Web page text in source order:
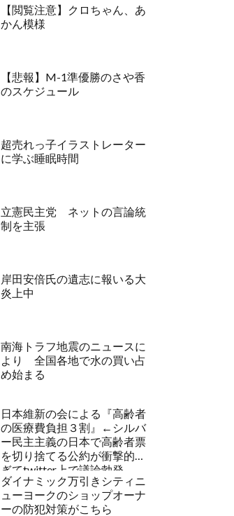
【閲覧注意】クロちゃん、あ
かん模様
【悲報】M-1準優勝のさや香
のスケジュール
超売れっ子イラストレーター
に学ぶ睡眠時間
立憲民主党 ネットの言論統
制を主張
岸田安倍氏の遺志に報いる大
炎上中
南海トラフ地震のニュースに
より 全国各地で水の買い占
め始まる
日本維新の会による『高齢者
の医療費負担３割』←シルバ
ー民主主義の日本で高齢者票
を切り捨てる公約が衝撃的す
ぎてtwitter上で議論勃発
ダイナミック万引きシティニ
ューヨークのショップオーナ
ーの防犯対策がこちら